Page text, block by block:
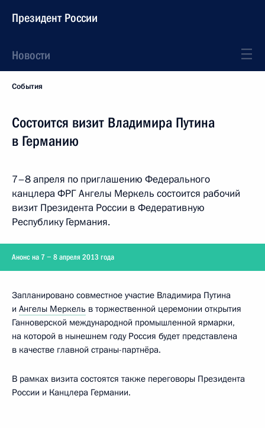
Президент России
Новости
События
Состоится визит Владимира Путина
в Германию
7–8 апреля по приглашению Федерального
канцлера ФРГ Ангелы Меркель состоится рабочий
визит Президента России в Федеративную
Республику Германия.
Анонс на 7 − 8 апреля 2013 года
Запланировано совместное участие Владимира Путина
и Ангелы Меркель в торжественной церемонии открытия
Ганноверской международной промышленной ярмарки,
на которой в нынешнем году Россия будет представлена
в качестве главной страны-партнёра.
В рамках визита состоятся также переговоры Президента
России и Канцлера Германии.